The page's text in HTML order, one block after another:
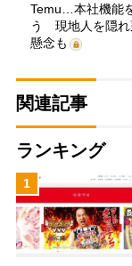
Temu…本社機能
う 現地人を隠れ
懸念も
関連記事
ランキング
1